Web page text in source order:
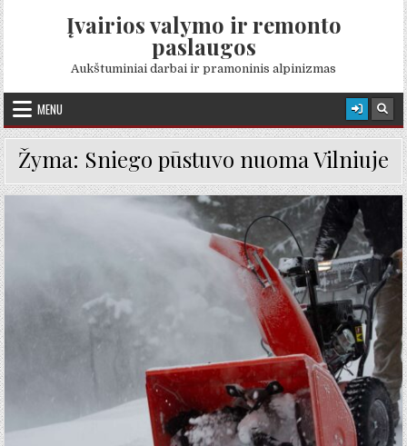
Skip to content
Įvairios valymo ir remonto
paslaugos
Aukštuminiai darbai ir pramoninis alpinizmas
MENU
Žyma: Sniego pūstuvo nuoma Vilniuje